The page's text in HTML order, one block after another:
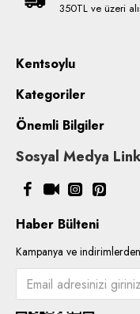
350TL ve üzeri
Kentsoylu
Kategoriler
Önemli Bilgiler
Sosyal Medya
Haber Bülteni
Kampanya ve